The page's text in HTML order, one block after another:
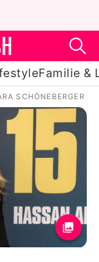
Familie &
SCHÖNEBERGER